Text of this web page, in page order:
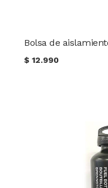
$12.990